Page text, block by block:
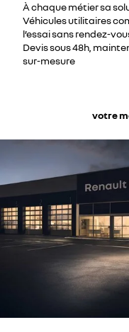
À chaque métier sa
Véhicules utilitaires
l’essai sans rendez-
Devis sous 48h,
sur-mesure
votre